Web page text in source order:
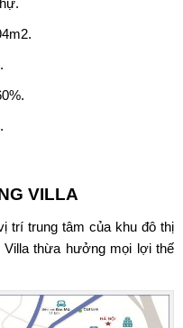
VILLA
trí trung tâm của khu đô thị
thừa hưởng mọi lợi thế